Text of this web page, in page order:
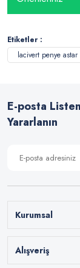
Etiketler :
lacivert penye astar
E-posta
Yararlanın
Kurumsal
Alışveriş